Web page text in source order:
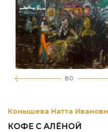
80
Конышева Натта
КОФЕ С АЛЁНОЙ